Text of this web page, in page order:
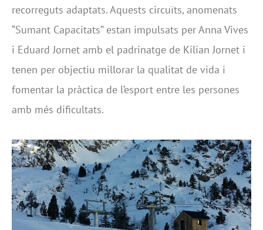
recorreguts adaptats. Aquests circuïts, anomenats
“Sumant Capacitats” estan impulsats per Anna Vives
i Eduard Jornet amb el padrinatge de Kilian Jornet i
tenen per objectiu millorar la qualitat de vida i
fomentar la pràctica de l’esport entre les persones
amb més dificultats.